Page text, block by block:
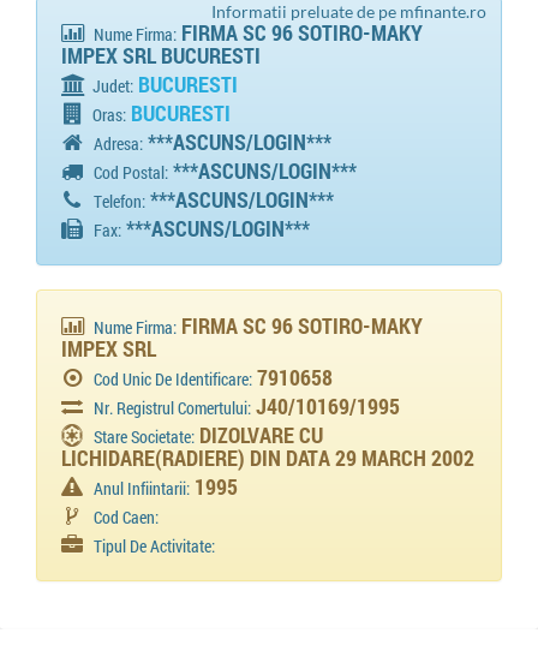
Informatii preluate de pe mfinante.ro
Nume Firma: FIRMA SC 96 SOTIRO-MAKY
IMPEX SRL BUCURESTI
Judet: BUCURESTI
Oras: BUCURESTI
Adresa: ***ASCUNS/LOGIN***
Cod Postal: ***ASCUNS/LOGIN***
Telefon: ***ASCUNS/LOGIN***
Fax: ***ASCUNS/LOGIN***
Nume Firma: FIRMA SC 96 SOTIRO-MAKY
IMPEX SRL
Cod Unic De Identificare: 7910658
Nr. Registrul Comertului: J40/10169/1995
Stare Societate: DIZOLVARE CU
LICHIDARE(RADIERE) DIN DATA 29 MARCH 2002
Anul Infiintarii: 1995
Cod Caen:
Tipul De Activitate: